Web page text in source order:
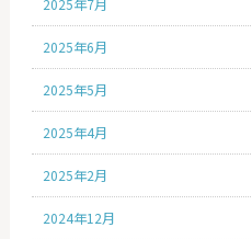
2025年6月
2025年5月
2025年4月
2025年2月
2024年12月